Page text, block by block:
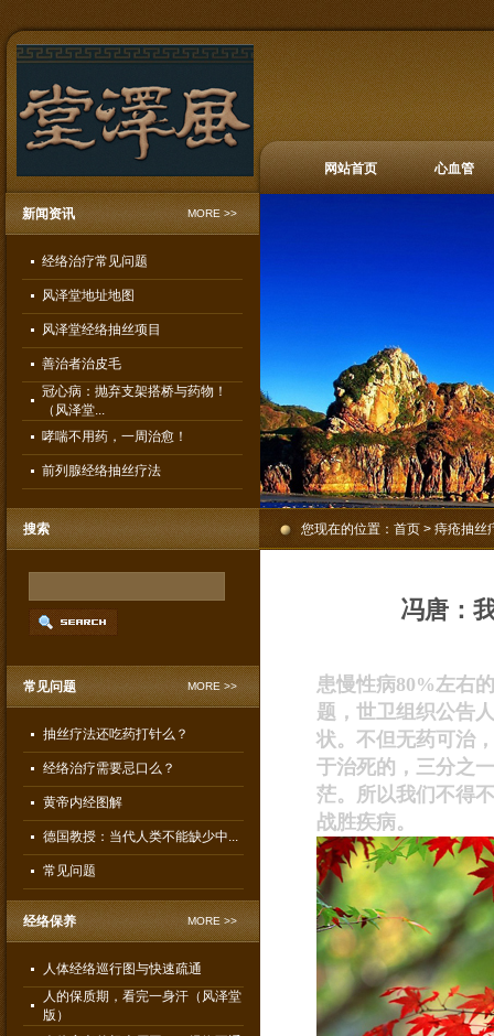
网站首页 心血管
新闻资讯 MORE >>
经络治疗常见问题
风泽堂地址地图
风泽堂经络抽丝项目
善治者治皮毛
冠心病：抛弃支架搭桥与药物！
（风泽堂...
哮喘不用药，一周治愈！
前列腺经络抽丝疗法
搜索
常见问题 MORE >>
抽丝疗法还吃药打针么？
经络治疗需要忌口么？
黄帝内经图解
德国教授：当代人类不能缺少中...
常见问题
经络保养 MORE >>
人体经络巡行图与快速疏通
人的保质期，看完一身汗（风泽堂
版）
您现在的位置：首页> 痔疮抽丝
冯唐：
患慢性病80%左右
题， 世卫组织公告
状。不但无药可治
于治死的，三分之
茫。所以我们不得
战胜疾病。